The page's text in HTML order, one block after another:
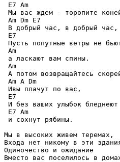
E7 Am
Мы вас ждем - торопите
Am Dm E7
В добрый час, в добрый час,
E7
Пусть попутные ветры не
Am
а ласкают вам спины.
Am
А потом возвращайтесь
Am A Dm
Ивы плачут по вас,
E7
И без ваших улыбок бледнеют
E7 Am
и сохнут рябины.
Мы в высоких живем теремах,
Входа нет никому в эти
Одиночество и ожидание
Вместо вас поселилось в